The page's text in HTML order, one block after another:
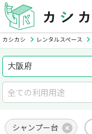
カシカシ レンタルスペース
シャンプー台